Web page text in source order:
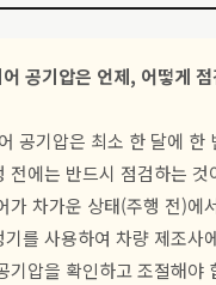
공기압은 언제, 어떻게
공기압은 최소 한 달에 한
전에는 반드시 점검하는 것
가 차가운 상태(주행 전)에
기를 사용하여 차량 제조사
기압을 확인하고 조절해야